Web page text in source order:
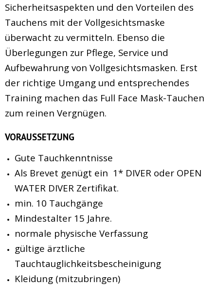
Sicherheitsaspekten und den Vorteilen des
Tauchens mit der Vollgesichtsmaske
überwacht zu vermitteln. Ebenso die
Überlegungen zur Pflege, Service und
Aufbewahrung von Vollgesichtsmasken. Erst
der richtige Umgang und entsprechendes
Training machen das Full Face Mask-Tauchen
zum reinen Vergnügen.
VORAUSSETZUNG
Gute Tauchkenntnisse
Als Brevet genügt ein 1* DIVER oder OPEN
WATER DIVER Zertifikat.
min. 10 Tauchgänge
Mindestalter 15 Jahre.
normale physische Verfassung
gültige ärztliche
Tauchtauglichkeitsbescheinigung
Kleidung (mitzubringen)